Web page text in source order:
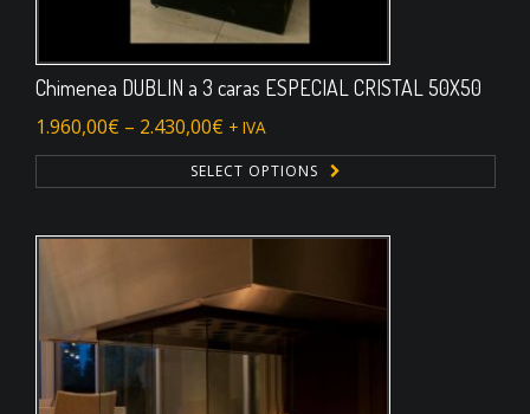
Chimenea DUBLIN a 3 caras ESPECIAL CRISTAL 50X50
1.960,00€ – 2.430,00€ + IVA
SELECT OPTIONS